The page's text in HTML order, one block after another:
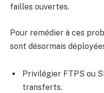
failles ouvertes.
Pour remédier à ces
sont désormais
Privilégier FTPS ou
transferts.